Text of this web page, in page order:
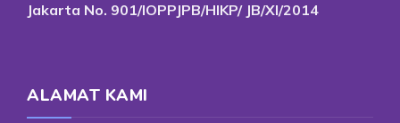
Jakarta No. 901/IOPPJPB/HIKP/ JB/XI/2014
ALAMAT KAMI